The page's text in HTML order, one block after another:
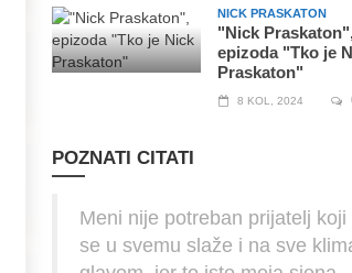
NICK PRASKATON
"Nick
epizoda "Tko je
Praskaton"
8 KOL, 2024
POZNATI CITATI
Meni nije potreban prijatelj koji
se u svemu slaže i na sve